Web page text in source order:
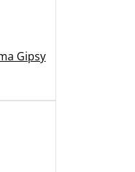
Gipsy